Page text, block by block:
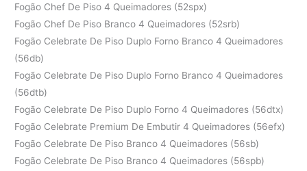
Fogão Chef De Piso 4 Queimadores (52spx)
Fogão Chef De Piso Branco 4 Queimadores (52srb)
Fogão Celebrate De Piso Duplo Forno Branco 4 Queimadores
(56db)
Fogão Celebrate De Piso Duplo Forno Branco 4 Queimadores
(56dtb)
Fogão Celebrate De Piso Duplo Forno 4 Queimadores (56dtx)
Fogão Celebrate Premium De Embutir 4 Queimadores (56efx)
Fogão Celebrate De Piso Branco 4 Queimadores (56sb)
Fogão Celebrate De Piso Branco 4 Queimadores (56spb)